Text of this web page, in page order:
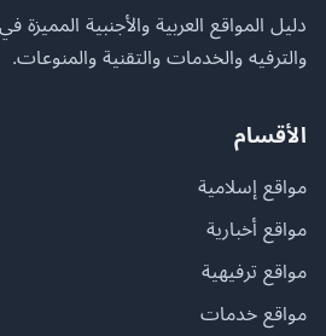
دليل المواقع العربية والأجنبية المميزة
والترفيه والخدمات والتقنية والمنوعات.
الأقسام
مواقع إسلامية
مواقع أخبارية
مواقع ترفيهية
مواقع خدمات